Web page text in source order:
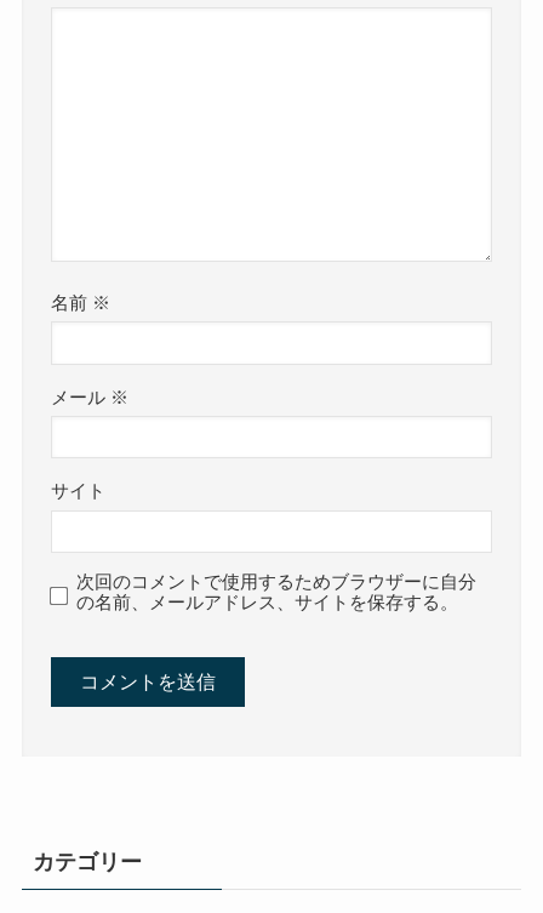
名前 ※
メール ※
サイト
次回のコメントで使用するためブラウザーに自分
の名前、メールアドレス、サイトを保存する。
カテゴリー